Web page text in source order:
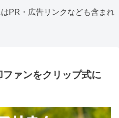
PR・広告リンクなども含まれ
ァンをクリップ式に